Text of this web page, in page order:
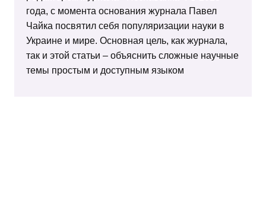
года, с момента основания журнала Павел
Чайка посвятил себя популяризации науки в
Украине и мире. Основная цель, как журнала,
так и этой статьи – объяснить сложные научные
темы простым и доступным языком